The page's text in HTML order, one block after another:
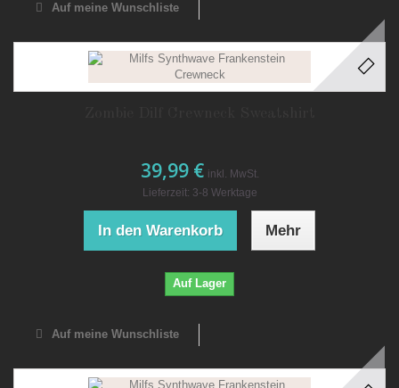
Auf meine Wunschliste
39,99 € inkl. MwSt.
Lieferzeit: 3-8 Werktage
In den Warenkorb Mehr
Auf Lager
Auf meine Wunschliste